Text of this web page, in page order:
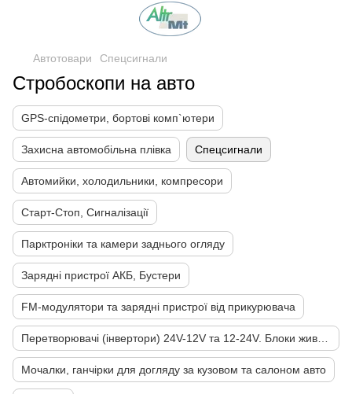
Автотовари Спецсигнали
Стробоскопи на авто
GPS-спідометри, бортові комп`ютери
Захисна автомобільна плівка Спецсигнали
Автомийки, холодильники, компресори
Старт-Стоп, Сигналізації
Парктроніки та камери заднього огляду
Зарядні пристрої АКБ, Бустери
FM-модулятори та зарядні пристрої від прикурювача
Мочалки, ганчірки для догляду за кузовом та салоном авто